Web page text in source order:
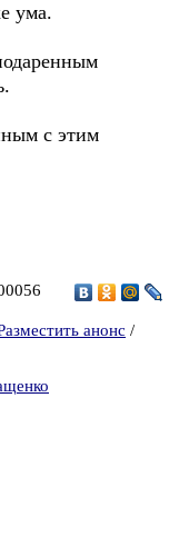
ума.
с этим
анонс /